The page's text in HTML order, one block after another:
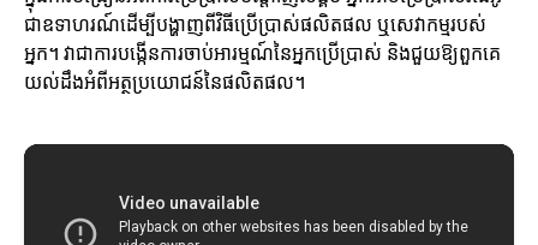
ជាឧទាហរណ៍ដើម្បីបង្ហាញពីវិធីប្រើប្រាស់ផលិតផល ឬសេវាកម្មរបស់
អ្នក។ វាជាការបង្កើនការចាប់អារម្មណ៍នៃអ្នកប្រើប្រាស់ និងជួយឱ្យពួកគេ
យល់ដឹងអំពីអត្ថប្រយោជន៍នៃផលិតផល។